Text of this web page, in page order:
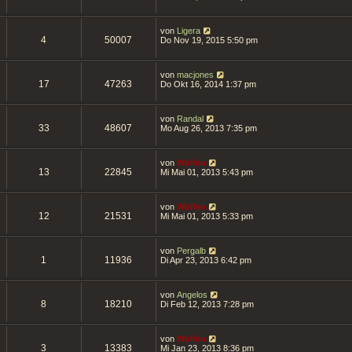
4 50007
von Ligera
Do Nov 19, 2015 5:50 pm
17 47263
von macjones
Do Okt 16, 2014 1:37 pm
33 48607
von Randal
Mo Aug 26, 2013 7:35 pm
13 22845
von Wolfen
Mi Mai 01, 2013 5:43 pm
12 21531
von Wolfen
Mi Mai 01, 2013 5:33 pm
1 11936
von Pergalb
Di Apr 23, 2013 6:42 pm
8 18210
von Angelos
Di Feb 12, 2013 7:28 pm
3 13383
von Wolfen
Mi Jan 23, 2013 8:36 pm